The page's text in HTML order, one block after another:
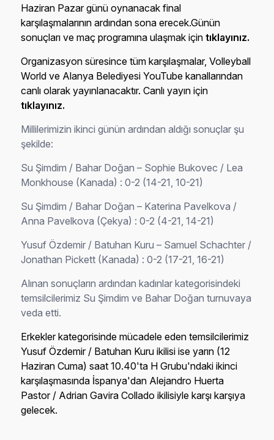
Haziran Pazar günü oynanacak final
karşılaşmalarının ardından sona erecek.Günün
sonuçları ve maç programına ulaşmak içintıklayınız.
Organizasyon süresince tüm karşılaşmalar, Volleyball
World ve Alanya Belediyesi YouTube kanallarından
canlı olarak yayınlanacaktır. Canlı yayın için
tıklayınız.
Millilerimizin ikinci günün ardından aldığı sonuçlar şu
şekilde:
Su Şimdim / Bahar Doğan – Sophie Bukovec / Lea
Monkhouse (Kanada) : 0-2 (14-21, 10-21)
Su Şimdim / Bahar Doğan – Katerina Pavelkova /
Anna Pavelkova (Çekya) : 0-2 (4-21, 14-21)
Yusuf Özdemir / Batuhan Kuru – Samuel Schachter /
Jonathan Pickett (Kanada) : 0-2 (17-21, 16-21)
Alınan sonuçların ardından kadınlar kategorisindeki
temsilcilerimiz Su Şimdim ve Bahar Doğan turnuvaya
veda etti.
Erkekler kategorisinde mücadele eden temsilcilerimiz
Yusuf Özdemir / Batuhan Kuru ikilisi ise yarın (12
Haziran Cuma) saat 10.40'ta H Grubu'ndaki ikinci
karşılaşmasında İspanya'dan Alejandro Huerta
Pastor / Adrian Gavira Collado ikilisiyle karşı karşıya
gelecek.